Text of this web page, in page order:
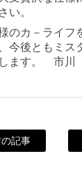
い。
のカ－ライフ
今後ともミス
ます。 市川
記事